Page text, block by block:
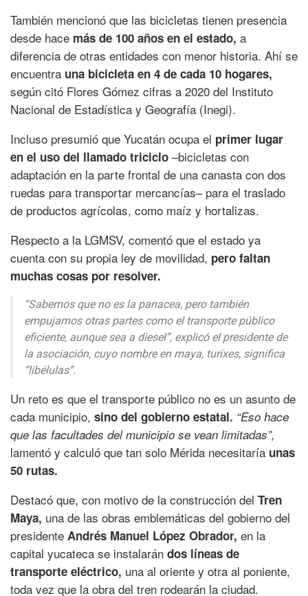
También mencionó que las bicicletas tienen presencia
desde hace más de 100 años en el estado, a
diferencia de otras entidades con menor historia. Ahí se
encuentra una bicicleta en 4 de cada 10 hogares,
según citó Flores Gómez cifras a 2020 del Instituto
Nacional de Estadística y Geografía (Inegi).
Incluso presumió que Yucatán ocupa el primer lugar
en el uso del llamado triciclo –bicicletas con
adaptación en la parte frontal de una canasta con dos
ruedas para transportar mercancías– para el traslado
de productos agrícolas, como maíz y hortalizas.
Respecto a la LGMSV, comentó que el estado ya
cuenta con su propia ley de movilidad, pero faltan
muchas cosas por resolver.
“Sabemos que no es la panacea, pero también
empujamos otras partes como el transporte público
eficiente, aunque sea a diesel”, explicó el presidente de
la asociación, cuyo nombre en maya, turixes, significa
“libélulas”.
Un reto es que el transporte público no es un asunto de
cada municipio, sino del gobierno estatal. “Eso hace
que las facultades del municipio se vean limitadas”,
lamentó y calculó que tan solo Mérida necesitaría unas
50 rutas.
Destacó que, con motivo de la construcción del Tren
Maya, una de las obras emblemáticas del gobierno del
presidente Andrés Manuel López Obrador, en la
capital yucateca se instalarán dos líneas de
transporte eléctrico, una al oriente y otra al poniente,
toda vez que la obra del tren rodearán la ciudad.